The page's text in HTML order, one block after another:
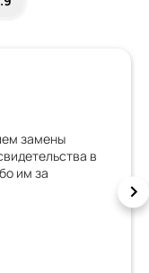
обьяснили,
сделали, машину с
с